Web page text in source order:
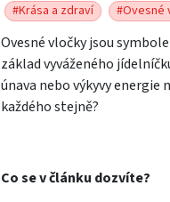
#Krása a zdraví #Ovesné
Ovesné vločky jsou
základ vyváženého
únava nebo výkyvy energie
každého stejně?
Co se v článku dozvíte?